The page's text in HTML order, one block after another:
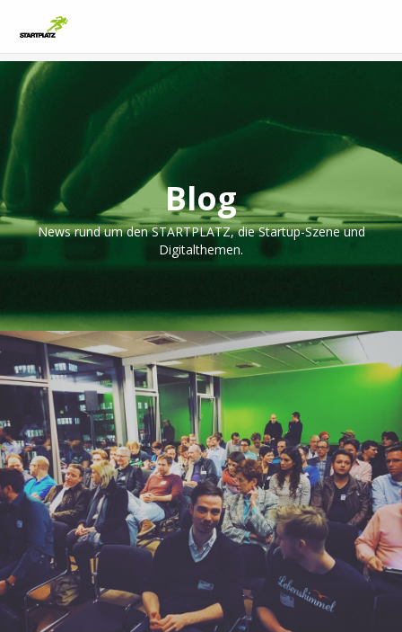
Blog
News rund um den STARTPLATZ, die Startup-Szene und
Digitalthemen.